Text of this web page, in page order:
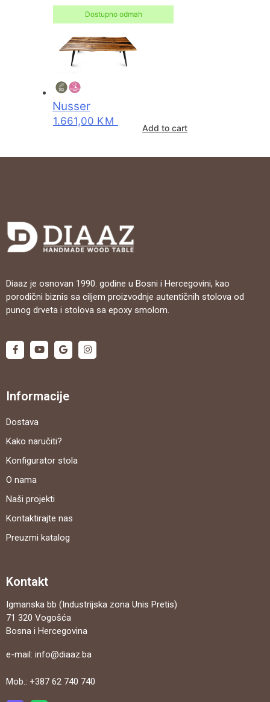
Dostupno odmah
Nusser
1.661,00 KM
Add to cart
Diaaz je osnovan 1990. godine u Bosni i Hercegovini, kao
porodični biznis sa ciljem proizvodnje autentičnih stolova od
punog drveta i stolova sa epoxy smolom.
Informacije
Dostava
Kako naručiti?
Konfigurator stola
O nama
Naši projekti
Kontaktirajte nas
Preuzmi katalog
Kontakt
Igmanska bb (Industrijska zona Unis Pretis)
71 320 Vogošća
Bosna i Hercegovina
e-mail: info@diaaz.ba
Mob.: +387 62 740 740